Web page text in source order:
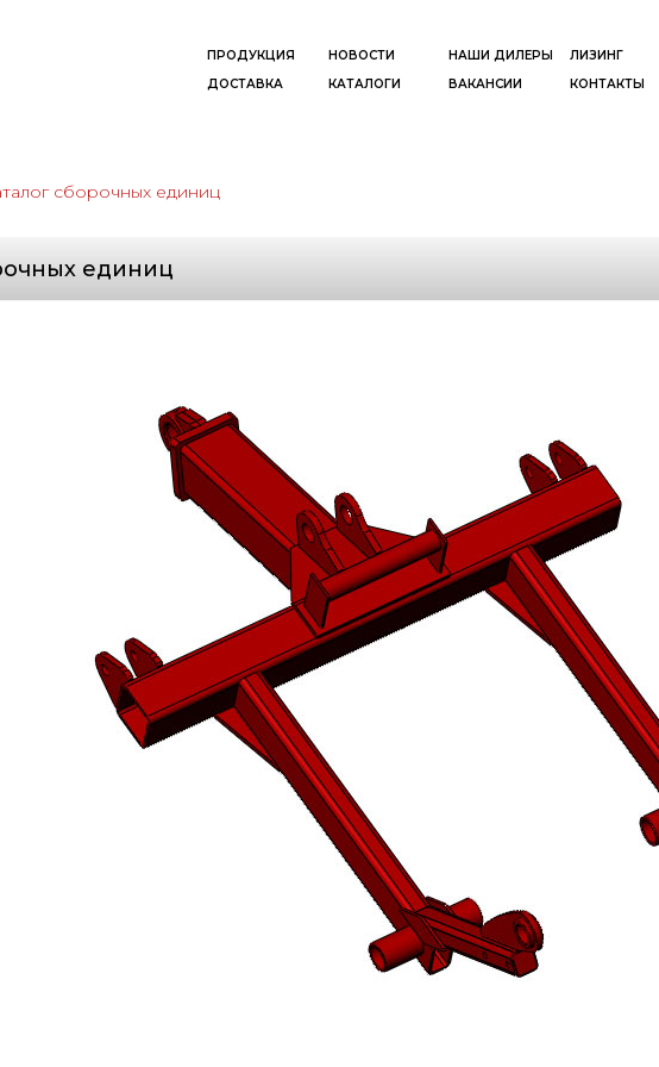
ПРОДУКЦИЯ НОВОСТИ НАШИ ДИЛЕРЫ ЛИЗИНГ
ДОСТАВКА
КАТАЛОГИ ВАКАНСИИ КОНТАКТЫ
сборочных единиц
единиц